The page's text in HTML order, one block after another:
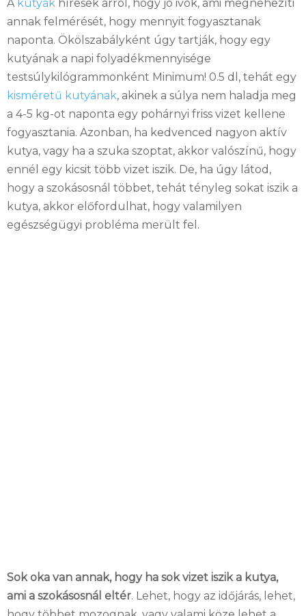
A kutyák híresek arról, hogy jó ivók, ami megnehezíti
annak felmérését, hogy mennyit fogyasztanak
naponta. Ökölszabályként úgy tartják, hogy egy
kutyának a napi folyadékmennyisége
testsúlykilógrammonként Minimum! 0.5 dl, tehát egy
kisméretű kutyának, akinek a súlya nem haladja meg
a 4-5 kg-ot naponta egy pohárnyi friss vizet kellene
fogyasztania. Azonban, ha kedvenced nagyon aktív
kutya, vagy ha a szuka szoptat, akkor valószínű, hogy
ennél egy kicsit több vizet iszik. De, ha úgy látod,
hogy a szokásosnál többet, tehát tényleg sokat iszik a
kutya, akkor előfordulhat, hogy valamilyen
egészségügyi probléma merült fel.
Sok oka van annak, hogy ha sok vizet iszik a kutya,
ami a szokásosnál eltér. Lehet, hogy az időjárás, lehet,